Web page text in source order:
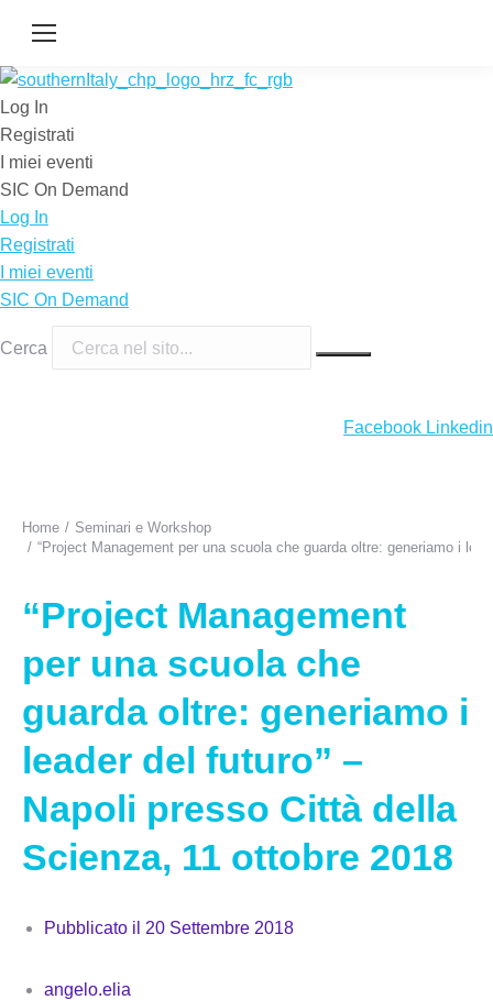
Log In
Registrati
I miei eventi
SIC On Demand
Log In
Registrati
I miei eventi
SIC On Demand
Cerca
Facebook Linkedin
Tu sei qui:
Home
Seminari e Workshop
“Project Management per una scuola che guarda oltre: generiamo i
“Project Management
per una scuola che
guarda oltre: generiamo i
leader del futuro” –
Napoli presso Città della
Scienza, 11 ottobre 2018
Pubblicato il 20 Settembre 2018
angelo.elia